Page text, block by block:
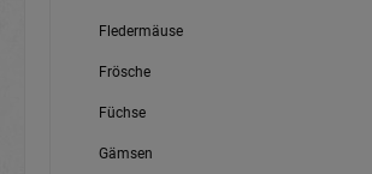
Fledermäuse
Frösche
Füchse
Gämsen